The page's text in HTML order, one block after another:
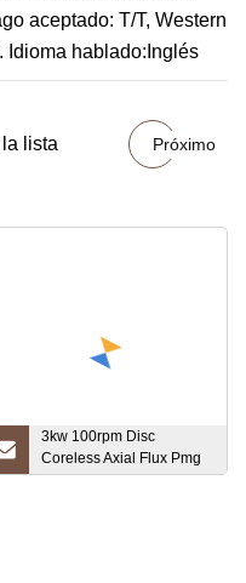
aceptado: T/T, Western
Idioma hablado:Inglés
lista Próximo
3kw 100rpm Disc
Coreless Axial Flux Pmg
con BV